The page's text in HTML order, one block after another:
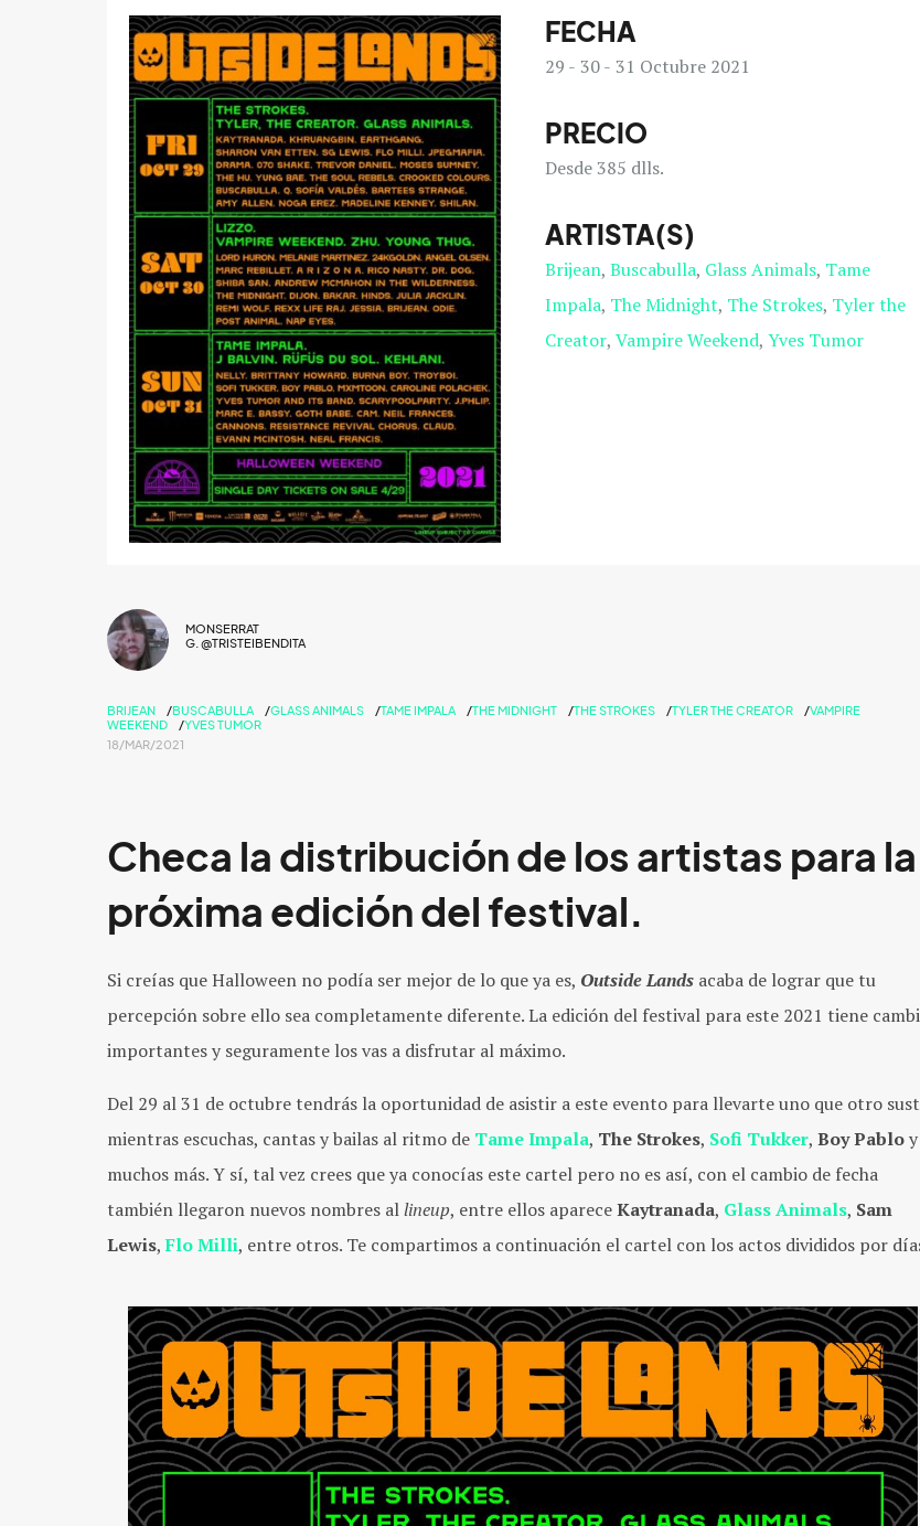
FECHA
29 30 31 Octubre 2021
PRECIO
Desde 385 dlls.
ARTISTA(S)
Brijean Buscabulla Glass Animals Tame
Impala The Midnight The Strokes Tyler the
Creator Vampire Weekend Yves Tumor
MONSERRAT
G. @TRISTEIBENDITA
BRIJEAN BUSCABULLA GLASS ANIMALS TAME IMPALA THE MIDNIGHT THE STROKES TYLER THE CREATOR
VAMPIRE
WEEKEND
YVES TUMOR
18/MAR/2021
Checa la distribución de los artistas para la
próxima edición del festival.
Si creías que Halloween no podía ser mejor de lo que ya es, Outside Lands acaba de lograr que tu
percepción sobre ello sea completamente diferente. La edición del festival para este 2021 tiene
importantes y seguramente los vas a disfrutar al máximo.
Del 29 al 31 de octubre tendrás la oportunidad de asistir a este evento para llevarte uno que otro
mientras escuchas, cantas y bailas al ritmo de Tame Impala, The Strokes, Sofi Tukker, Boy Pabloy
muchos más. Y sí, tal vez crees que ya conocías este cartel pero no es así, con el cambio de fecha
también llegaron nuevos nombres allineup, entre ellos apareceKaytranada, Glass Animals, Sam
Lewis,Flo Milli, entre otros. Te compartimos a continuación el cartel con los actos divididos por